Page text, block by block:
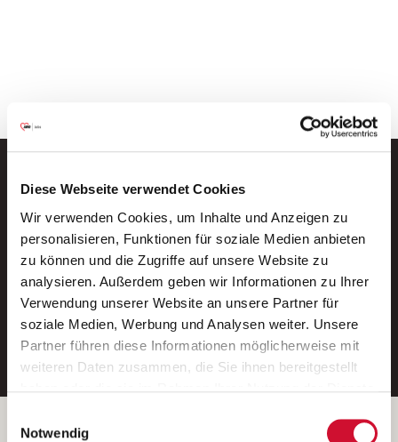
Diese Webseite verwendet Cookies
Wir verwenden Cookies, um Inhalte und Anzeigen zu
personalisieren, Funktionen für soziale Medien anbieten
zu können und die Zugriffe auf unsere Website zu
analysieren. Außerdem geben wir Informationen zu Ihrer
Verwendung unserer Website an unsere Partner für
soziale Medien, Werbung und Analysen weiter. Unsere
Partner führen diese Informationen möglicherweise mit
weiteren Daten zusammen, die Sie ihnen bereitgestellt
Wenn Sie auf „Cookies zulassen“ klicken, so stimmen
Notwendig
Neue Stellen per E-Mail.
Ein kostenloser Service von AWO
Jobs.
E-Mail-Adresse eintragen
Betreiber der Webseite